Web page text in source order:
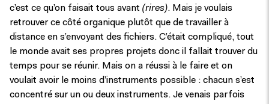
c’est ce qu’on faisait tous avant (rires). Mais je voulais
retrouver ce côté organique plutôt que de travailler à
distance en s’envoyant des fichiers. C’était compliqué, tout
le monde avait ses propres projets donc il fallait trouver du
temps pour se réunir. Mais on a réussi à le faire et on
voulait avoir le moins d’instruments possible : chacun s’est
concentré sur un ou deux instruments. Je venais parfois